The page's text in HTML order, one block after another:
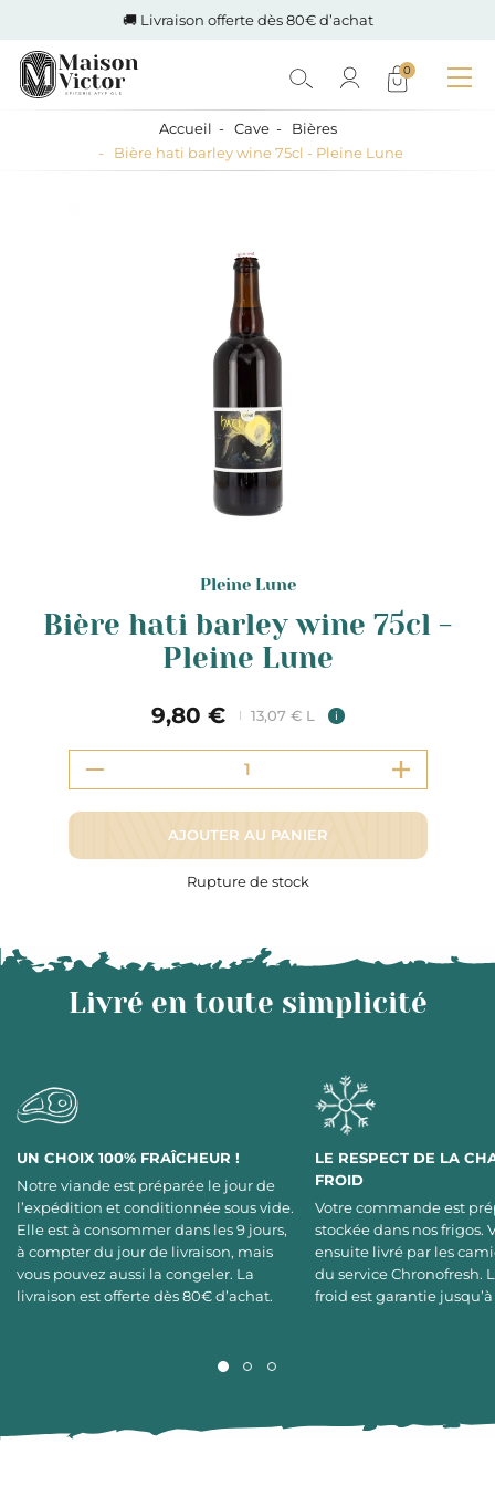
🚚 Livraison offerte dès 80€ d’achat
0
Accueil Cave
Bières
Bière hati barley wine 75cl - Pleine Lune
Pleine Lune
Bière hati barley wine 75cl -
Pleine Lune
9,80 € 13,07 € L i
AJOUTER AU PANIER
Rupture de stock
Livré en toute simplicité
UN CHOIX 100% FRAÎCHEUR !
Notre viande est préparée le jour de
l’expédition et conditionnée sous vide.
Elle est à consommer dans les 9 jours,
à compter du jour de livraison, mais
vous pouvez aussi la congeler. La
livraison est offerte dès 80€ d’achat.
LE RESPECT DE LA
FROID
Votre commande est
stockée dans nos frigos.
ensuite livré par les
du service Chronofresh.
froid est garantie